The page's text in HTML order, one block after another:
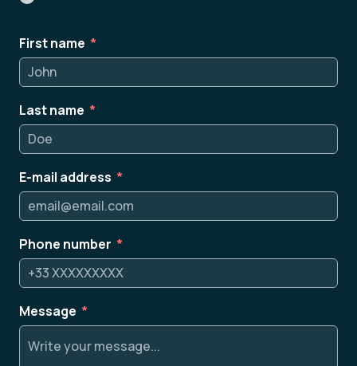
First name
Last name
E-mail address
Phone number
Message